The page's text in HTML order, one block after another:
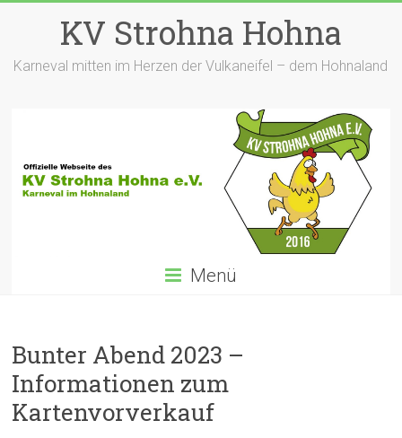
KV Strohna Hohna
Karneval mitten im Herzen der Vulkaneifel – dem Hohnaland
Menü
Bunter Abend 2023 –
Informationen zum
Kartenvorverkauf